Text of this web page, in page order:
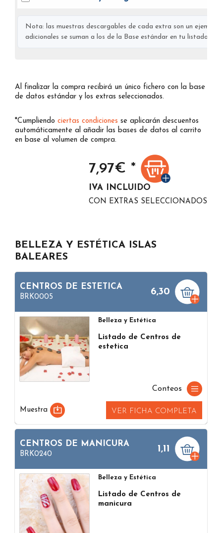
Nota: las muestras descargables de cada extra son un
adicionales se suman a los de la Base estándar en tu listado
Al finalizar la compra recibirá un único fichero con la base
de datos estándar y los extras seleccionados.
*Cumpliendo ciertas condiciones se aplicarán descuentos
automáticamente al añadir las bases de datos al carrito
en base al volumen de compra.
7,97€ *
IVA INCLUIDO
CON EXTRAS SELECCIONADOS
BELLEZA Y ESTÉTICA ISLAS
BALEARES
CENTROS DE ESTETICA
BRK0005
6,30
Belleza y Estética
Listado de Centros de
estetica
Conteos
Muestra VER FICHA COMPLETA
CENTROS DE MANICURA
BRK0240
1,11
Belleza y Estética
Listado de Centros de
manicura